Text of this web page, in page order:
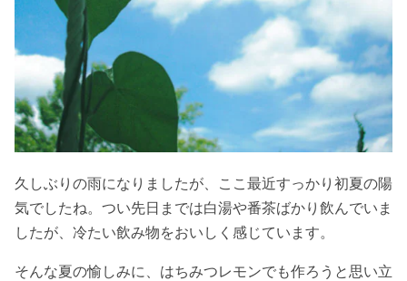
久しぶりの雨になりましたが、ここ最近すっかり初夏の陽
気でしたね。つい先日までは白湯や番茶ばかり飲んでいま
したが、冷たい飲み物をおいしく感じています。
そんな夏の愉しみに、はちみつレモンでも作ろうと思い立